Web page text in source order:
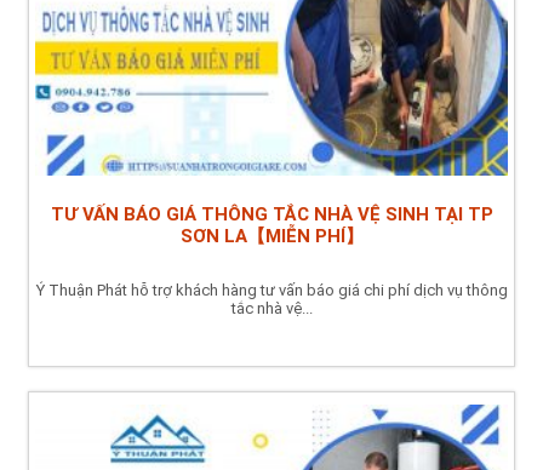
TƯ VẤN BÁO GIÁ THÔNG TẮC NHÀ VỆ SINH TẠI TP
SƠN LA【MIỄN PHÍ】
Ý Thuận Phát hỗ trợ khách hàng tư vấn báo giá chi phí dịch vụ thông
tắc nhà vệ...